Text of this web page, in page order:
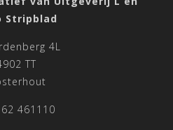
Stripblad
4L
TT
461110